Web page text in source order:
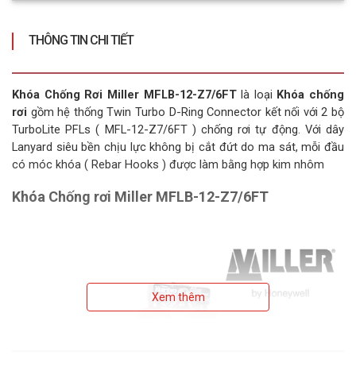
THÔNG TIN CHI TIẾT
Khóa Chống Rơi Miller MFLB-12-Z7/6FTlà loại Khóa chống
rơi gồm hệ thống Twin Turbo D-Ring Connector kết nối với 2 bộ
TurboLite PFLs ( MFL-12-Z7/6FT ) chống rơi tự động. Với dây
Lanyard siêu bền chịu lực không bị cắt đứt do ma sát, mỗi đầu
có móc khóa ( Rebar Hooks ) được làm bằng hợp kim nhôm
Khóa Chống rơi Miller MFLB-12-Z7/6FT
Xem thêm